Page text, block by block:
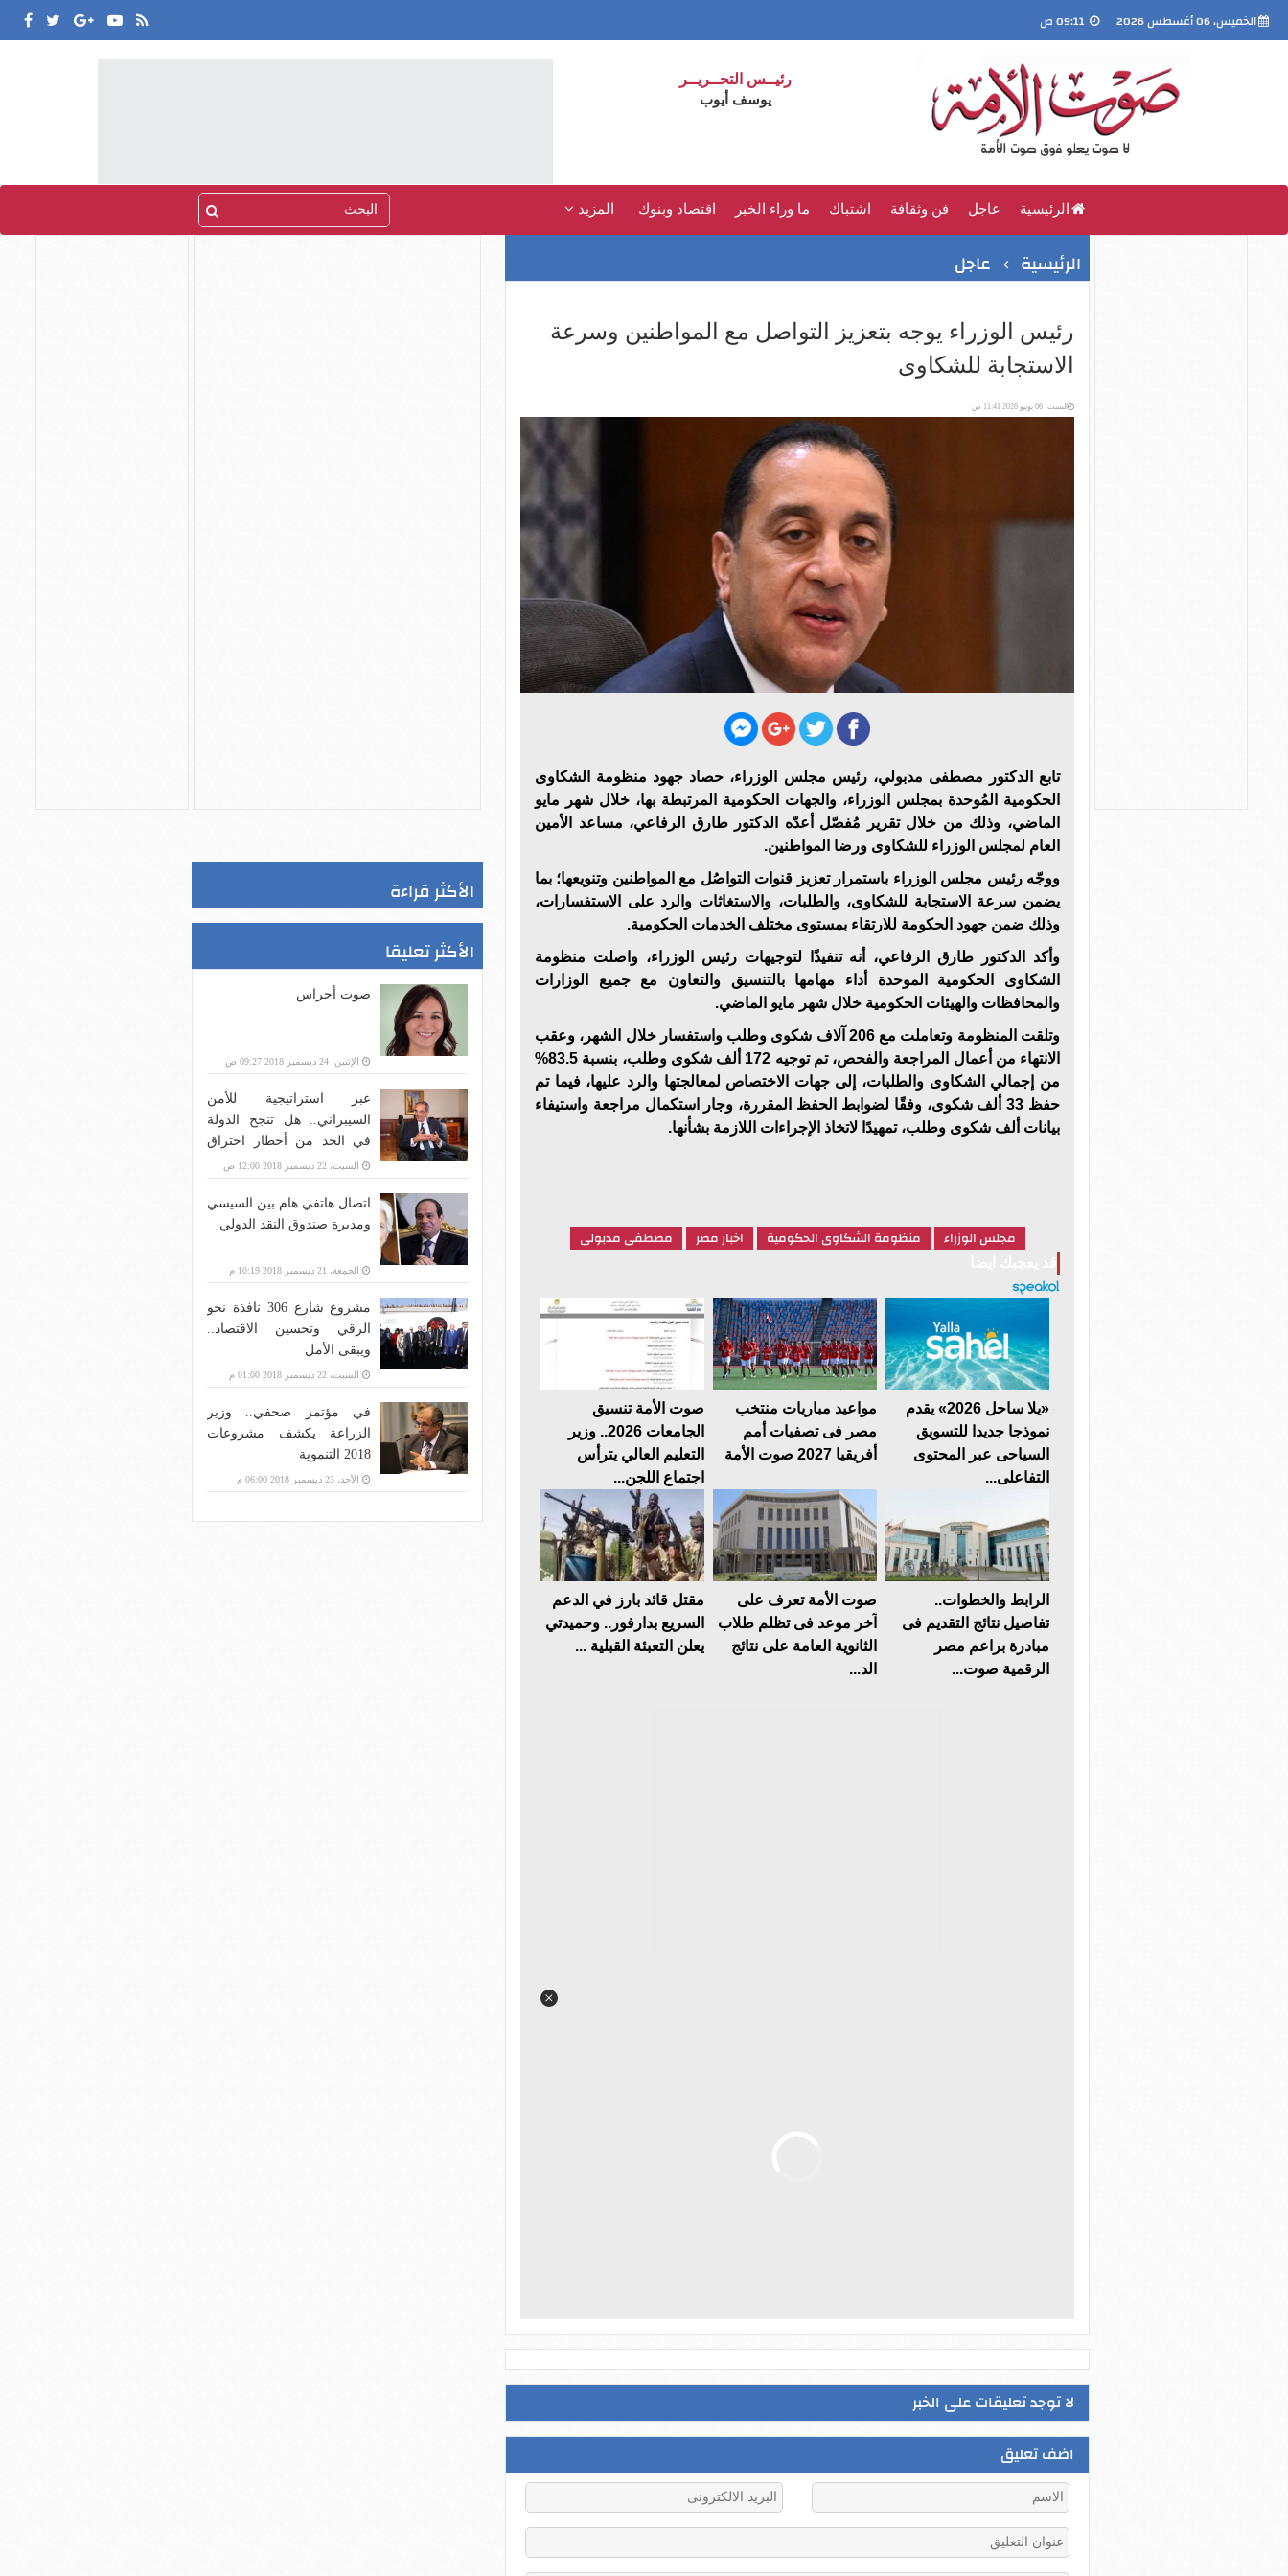
الخميس، 06 أغسطس 2026
رئيــس التحــريــر
يوسف أيوب
الرئيسية عاجل فن وثقافة اشتباك ما وراء الخبر اقتصاد وبنوك المزيد
الرئيسية عاجل
رئيس الوزراء يوجه بتعزيز التواصل مع المواطنين وسرعة
الاستجابة للشكاوى
السبت، 06 يونيو 2026 11:41 ص
تابع الدكتور مصطفى مدبولي، رئيس مجلس الوزراء، حصاد جهود منظومة الشكاوى
الحكومية المُوحدة بمجلس الوزراء، والجهات الحكومية المرتبطة بها، خلال شهر مايو
الماضي، وذلك من خلال تقرير مُفصّل أعدّه الدكتور طارق الرفاعي، مساعد الأمين
العام لمجلس الوزراء للشكاوى ورضا المواطنين.
ووجّه رئيس مجلس الوزراء باستمرار تعزيز قنوات التواصُل مع المواطنين وتنويعها؛ بما
يضمن سرعة الاستجابة للشكاوى، والطلبات، والاستغاثات والرد على الاستفسارات،
وذلك ضمن جهود الحكومة للارتقاء بمستوى مختلف الخدمات الحكومية.
وأكد الدكتور طارق الرفاعي، أنه تنفيذًا لتوجيهات رئيس الوزراء، واصلت منظومة
الشكاوى الحكومية الموحدة أداء مهامها بالتنسيق والتعاون مع جميع الوزارات
والمحافظات والهيئات الحكومية خلال شهر مايو الماضي.
وتلقت المنظومة وتعاملت مع 206 آلاف شكوى وطلب واستفسار خلال الشهر، وعقب
الانتهاء من أعمال المراجعة والفحص، تم توجيه 172 ألف شكوى وطلب، بنسبة 83.5%
من إجمالي الشكاوى والطلبات، إلى جهات الاختصاص لمعالجتها والرد عليها، فيما تم
حفظ 33 ألف شكوى، وفقًا لضوابط الحفظ المقررة، وجار استكمال مراجعة واستيفاء
بيانات ألف شكوى وطلب، تمهيدًا لاتخاذ الإجراءات اللازمة بشأنها.
مجلس الوزراء منظومة الشكاوى الحكومية اخبار مصر مصطفى مدبولى
«يلا ساحل 2026» يقدم
نموذجا جديدا للتسويق
السياحى عبر المحتوى
التفاعلى...
مواعيد مباريات منتخب
مصر فى تصفيات أمم
أفريقيا 2027 صوت الأمة
صوت الأمة تنسيق
الجامعات 2026.. وزير
التعليم العالي يترأس
اجتماع اللجن...
الرابط والخطوات..
تفاصيل نتائج التقديم فى
مبادرة براعم مصر
الرقمية صوت...
صوت الأمة تعرف على
آخر موعد فى تظلم طلاب
الثانوية العامة على نتائج
الد...
مقتل قائد بارز في الدعم
السريع بدارفور.. وحميدتي
يعلن التعبئة القبلية ...
لا توجد تعليقات على الخبر
اضف تعليق
الأكثر قراءة
الأكثر تعليقا
صوت أجراس
الإثنين، 24 ديسمبر 2018 09:27 ص
عبر استراتيجية للأمن
السيبراني.. هل تنجح الدولة
في الحد من أخطار اختراق
بنية الاتصالات؟
السبت، 22 ديسمبر 2018 12:00 ص
اتصال هاتفي هام بين السيسي
ومديرة صندوق النقد الدولي
الجمعة، 21 ديسمبر 2018 10:19 م
مشروع شارع 306 نافذة نحو
الرقي وتحسين الاقتصاد..
ويبقى الأمل
السبت، 22 ديسمبر 2018 01:00 م
في مؤتمر صحفي.. وزير
الزراعة يكشف مشروعات
2018 التنموية
الأحد، 23 ديسمبر 2018 06:00 م